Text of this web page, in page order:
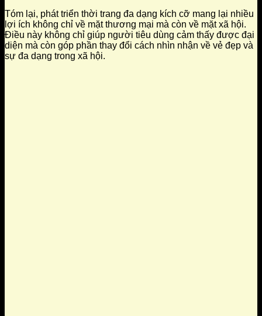
Tóm lại, phát triển thời trang đa dạng kích cỡ mang lại nhiều
lợi ích không chỉ về mặt thương mại mà còn về mặt xã hội.
Điều này không chỉ giúp người tiêu dùng cảm thấy được đại
diện mà còn góp phần thay đổi cách nhìn nhận về vẻ đẹp và
sự đa dạng trong xã hội.